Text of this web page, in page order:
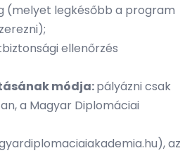
(melyet legkésőbb a program
ellenőrzés
módja:pályázni csak
a Magyar Diplomáciai
, az